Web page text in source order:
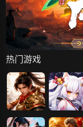
热门游戏
梦回江湖 暮光召唤师